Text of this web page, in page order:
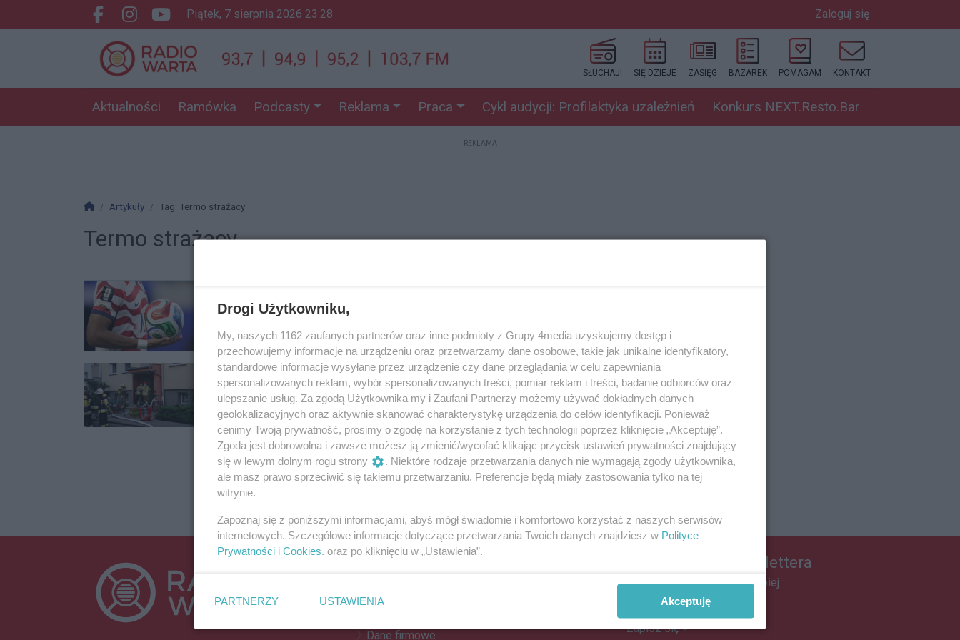
Facebook.com
Instagram.com
Youtube.com
piątek, 7 sierpnia 2026 23:28 Zaloguj się
SŁUCHAJ! SIĘ DZIEJE ZASIĘG BAZAREK POMAGAM KONTAKT
Aktualności Ramówka Podcasty Reklama Praca Cykl audycji: Profilaktyka uzależnień Konkurs NEXT.Resto.Bar
REKLAMA
Strona główna
Artykuły Tag: Termo strażacy
Termo strażacy
Gasili pożary, pomagali przy wypadkach drogowych i
ściągali koty z drzew. Strażacy z Wrześni podsumowali rok
2024
Działania strażaków nie byłyby możliwe gdyby nie sprzęt, którym dysponują.
15.01.2025 12:47
Reklama
REKLAMA
Dane firmowe
Zapisz się do newslettera
Dołącz do grona ludzi najlepiej
poinformowanych!
Zapisz się »
Drogi Użytkowniku,
My, naszych 1162 zaufanych partnerów oraz inne podmioty z Grupy 4media uzyskujemy dostęp i
przechowujemy informacje na urządzeniu oraz przetwarzamy dane osobowe, takie jak unikalne identyfikatory,
standardowe informacje wysyłane przez urządzenie czy dane przeglądania w celu zapewniania
spersonalizowanych reklam, wybór spersonalizowanych treści, pomiar reklam i treści, badanie odbiorców oraz
ulepszanie usług. Za zgodą Użytkownika my i Zaufani Partnerzy możemy używać dokładnych danych
geolokalizacyjnych oraz aktywnie skanować charakterystykę urządzenia do celów identyfikacji. Ponieważ
cenimy Twoją prywatność, prosimy o zgodę na korzystanie z tych technologii poprzez kliknięcie „Akceptuję”.
Zgoda jest dobrowolna i zawsze możesz ją zmienić/wycofać klikając przycisk ustawień prywatności znajdujący
się w lewym dolnym rogu strony
. Niektóre rodzaje przetwarzania danych nie wymagają zgody użytkownika,
ale masz prawo sprzeciwić się takiemu przetwarzaniu. Preferencje będą miały zastosowania tylko na tej
witrynie.
Zapoznaj się z poniższymi informacjami, abyś mógł świadomie i komfortowo korzystać z naszych serwisów
internetowych. Szczegółowe informacje dotyczące przetwarzania Twoich danych znajdziesz w Polityce
Prywatności i Cookies. oraz po kliknięciu w „Ustawienia”.
PARTNERZY USTAWIENIA Akceptuję